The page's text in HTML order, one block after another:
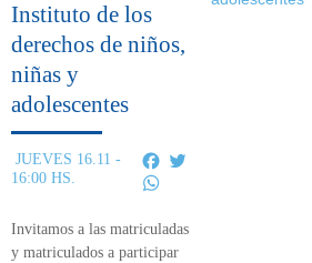
Instituto de los
derechos de niños,
niñas y
adolescentes
JUEVES 16.11 -
16:00 HS.
Facebook
Invitamos a las matriculadas
y matriculados a participar